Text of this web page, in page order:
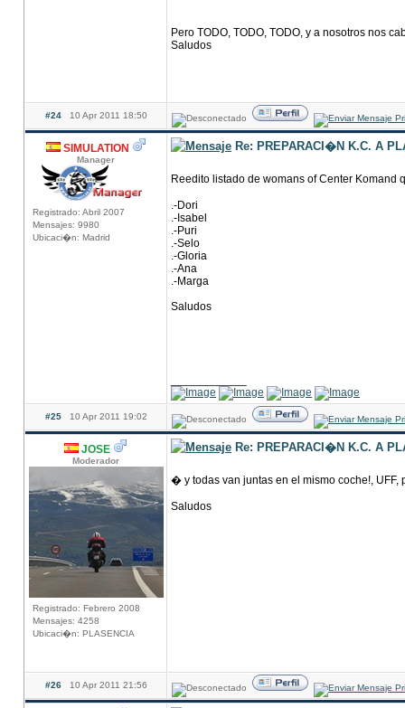
Pero TODO, TODO, TODO, y a nosotros nos
Saludos
#24 10 Apr 2011 18:50
SIMULATION
Manager
Registrado: Abril 2007
Mensajes: 9980
Ubicaci�n: Madrid
Re: PREPARACI�N K.C. A
Reedito listado de womans of Center Komand
.-Dori
.-Isabel
.-Puri
.-Selo
.-Gloria
.-Ana
.-Marga
Saludos
#25 10 Apr 2011 19:02
JOSE
Moderador
Registrado: Febrero 2008
Mensajes: 4258
Ubicaci�n: PLASENCIA
Re: PREPARACI�N K.C. A
� y todas van juntas en el mismo coche!,
Saludos
#26 10 Apr 2011 21:56